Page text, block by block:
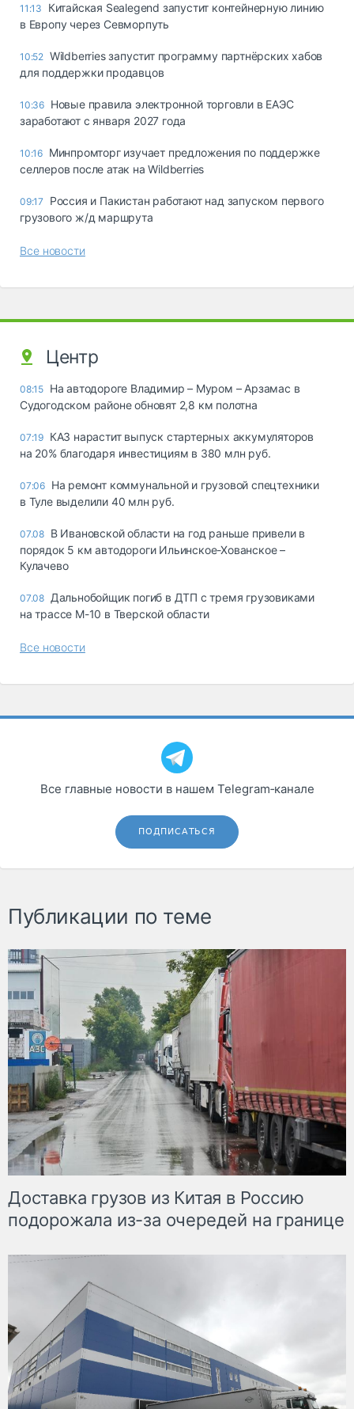
11:13
Китайская Sealegend запустит контейнерную линию
в Европу через Севморпуть
10:52 Wildberries запустит программу партнёрских хабов
для поддержки продавцов
10:36 Новые правила электронной торговли в ЕАЭС
заработают с января 2027 года
10:16 Минпромторг изучает предложения по поддержке
селлеров после атак на Wildberries
09:17
Россия и Пакистан работают над запуском первого
грузового ж/д маршрута
Все новости
Центр
08:15 На автодороге Владимир – Муром – Арзамас в
Судогодском районе обновят 2,8 км полотна
07:19 КАЗ нарастит выпуск стартерных аккумуляторов
на 20% благодаря инвестициям в 380 млн руб.
07:06 На ремонт коммунальной и грузовой спецтехники
в Туле выделили 40 млн руб.
07.08 В Ивановской области на год раньше привели в
порядок 5 км автодороги Ильинское-Хованское –
Кулачево
07.08 Дальнобойщик погиб в ДТП с тремя грузовиками
на трассе М-10 в Тверской области
Все новости
Все главные новости в нашем Telegram‑канале
ПОДПИСАТЬСЯ
Публикации по теме
Доставка грузов из Китая в Россию
подорожала из-за очередей на границе